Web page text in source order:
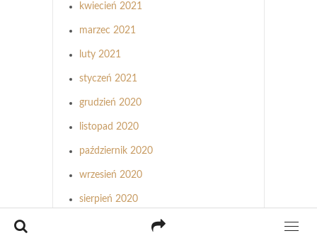
kwiecień 2021
marzec 2021
luty 2021
styczeń 2021
grudzień 2020
listopad 2020
październik 2020
wrzesień 2020
sierpień 2020